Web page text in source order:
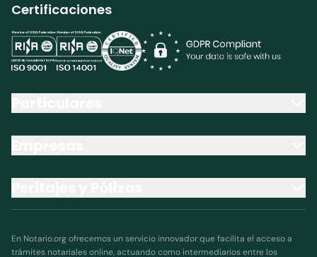
Certificaciones
En Notario.org ofrecemos un servicio innovador que facilita el acceso a
trámites notariales online, actuando como intermediarios entre los